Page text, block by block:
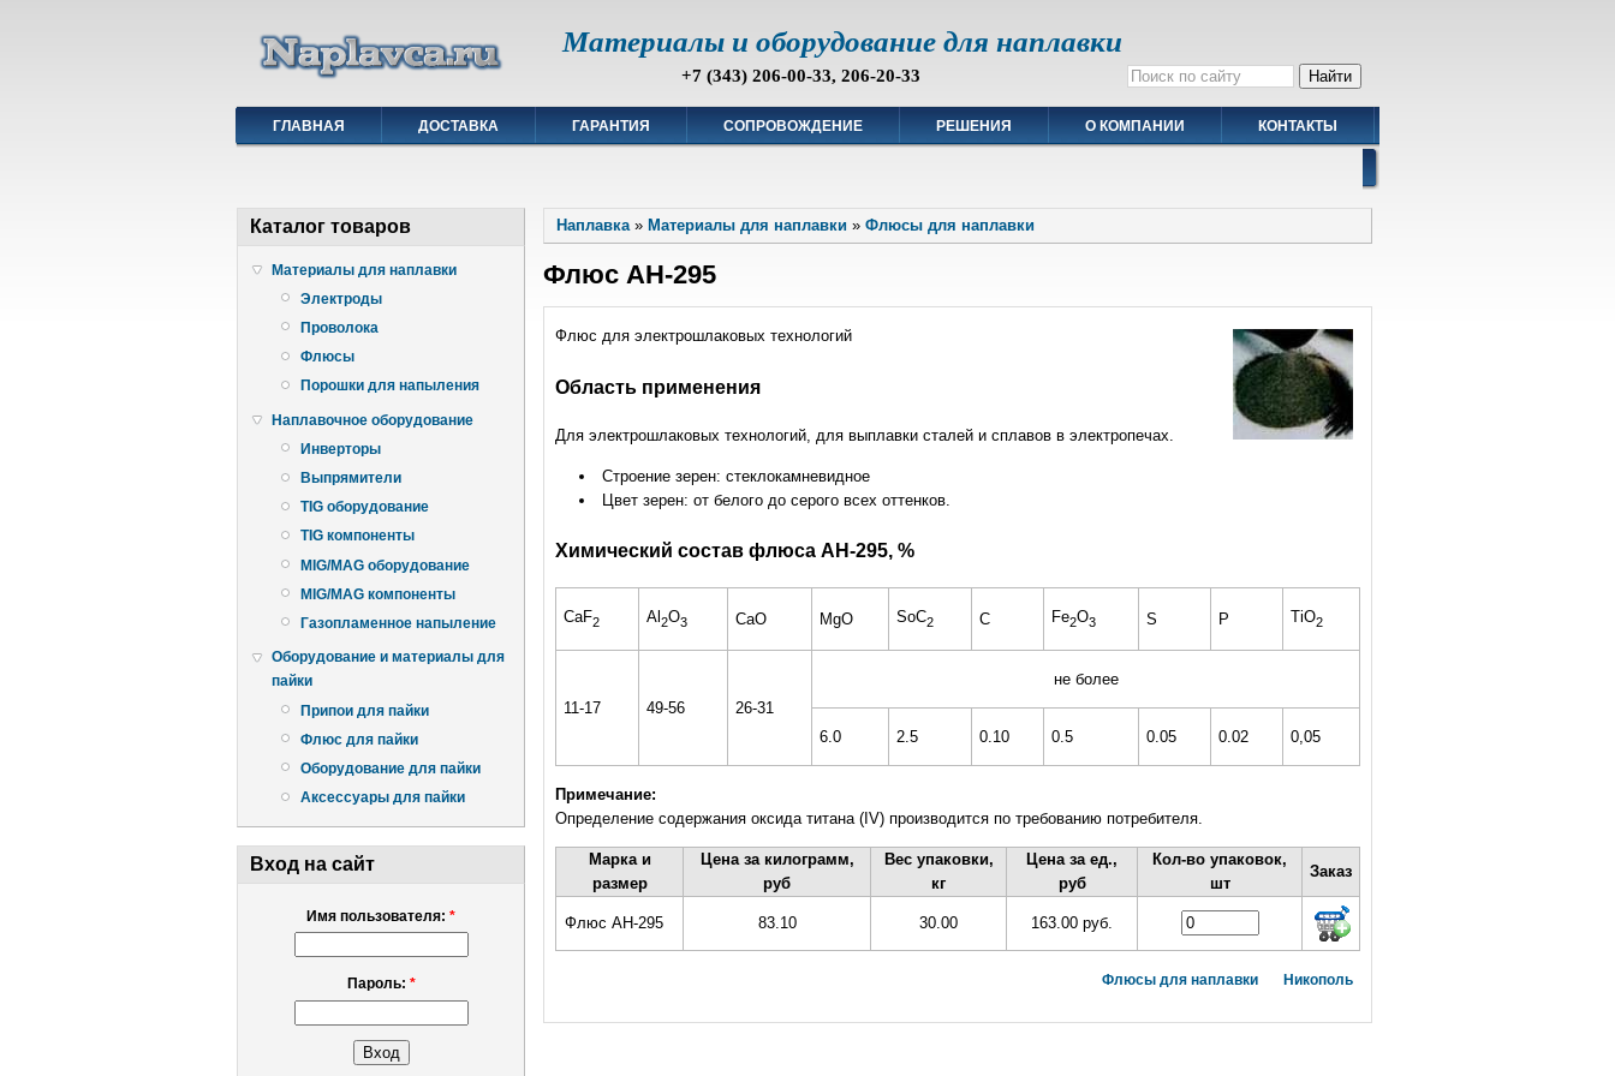
Материалы и оборудование для наплавки
+7 (343) 206-00-33, 206-20-33
ГЛАВНАЯ ДОСТАВКА ГАРАНТИЯ СОПРОВОЖДЕНИЕ РЕШЕНИЯ О КОМПАНИИ КОНТАКТЫ
Каталог товаров
Материалы для наплавки
Электроды
Проволока
Флюсы
Порошки для напыления
Наплавочное оборудование
Инверторы
Выпрямители
TIG оборудование
TIG компоненты
MIG/MAG оборудование
MIG/MAG компоненты
Газопламенное напыление
Оборудование и материалы для
пайки
Припои для пайки
Флюс для пайки
Оборудование для пайки
Аксессуары для пайки
Вход на сайт
Имя пользователя: *
Пароль: *
Наплавка» Материалы для наплавки » Флюсы для наплавки
Флюс АН-295
Флюс для электрошлаковых технологий
Область применения
Для электрошлаковых технологий, для выплавки сталей и сплавов в электропечах.
Строение зерен: стеклокамневидное
Цвет зерен: от белого до серого всех оттенков.
Химический состав флюса АН-295, %
CaF2 Al 2O3 CaO MgO SoC2 C Fe2O3 S P TiO2
11-17 49-56 26-31
не более
6.0 2.5 0.10 0.5 0.05 0.02 0,05
Примечание:
Определение содержания оксида титана (IV) производится по требованию потребителя.
Марка и
размер
Цена за килограмм,
руб
Вес упаковки,
кг
Цена за ед.,
руб
Кол-во упаковок,
шт
Заказ
Флюс АН-295 83.10 30.00 163.00 руб.
Флюсы для наплавки Никополь